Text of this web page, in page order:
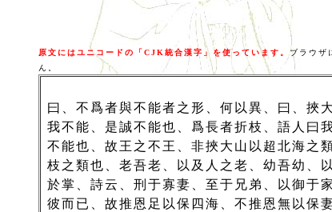
原文にはユニコードの「CJK統合漢字」を使っています。 ブラウザ
ん。
曰、不爲者與不能者之形、何以異、曰、挾
我不能、是誠不能也、爲長者折枝、語人曰
不能也、故王之不王、非挾大山以超北海之
枝之類也、老吾老、以及人之老、幼吾幼、
於掌、詩云、刑于寡妻、至于兄弟、以御于
彼而已、故推恩足以保四海、不推恩無以保